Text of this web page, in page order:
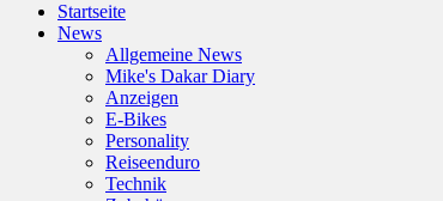
Startseite
News
Allgemeine News
Mike's Dakar Diary
Anzeigen
E-Bikes
Personality
Reiseenduro
Technik